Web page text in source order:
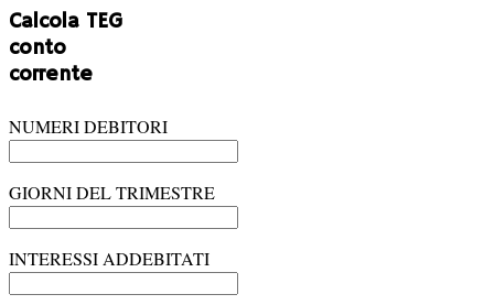
Calcola TEG
conto
corrente
NUMERI DEBITORI
GIORNI DEL TRIMESTRE
INTERESSI ADDEBITATI